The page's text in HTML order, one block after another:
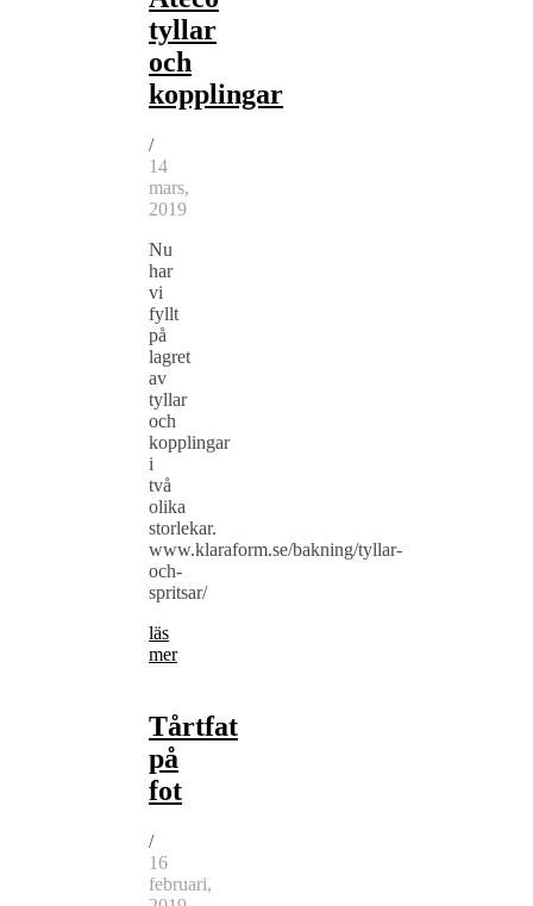
tyllar
och
kopplingar
/
14
mars,
2019
Nu
har
vi
fyllt
på
lagret
av
tyllar
och
kopplingar
i
två
olika
storlekar.
www.klaraform.se/bakning/tyllar-
och-
spritsar/
läs
mer
Tårtfat
på
fot
/
16
februari,